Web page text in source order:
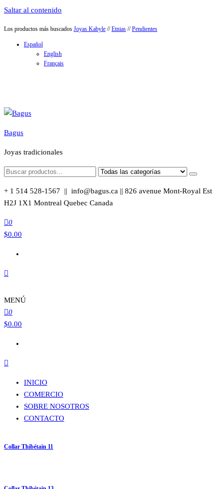
Saltar al contenido
Los productos más buscados Joyas Kabyle //Etnias //Pendientes
Español
English
Français
Bagus
Joyas tradicionales
+ 1 514 528-1567 || info@bagus.ca || 826 avenue Mont-Royal Est
H2J 1X1 Montreal Quebec Canada
0
$0.00
MENÚ
0
$0.00
INICIO
COMERCIO
SOBRE NOSOTROS
CONTACTO
Collar Thibétain 11